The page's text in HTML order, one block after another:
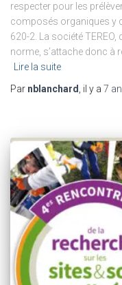
respecter pour les
composés organiques y
620-2. La société TEREO,
norme, s’attache donc à
Lire la suite
Par nblanchard, il y a 7